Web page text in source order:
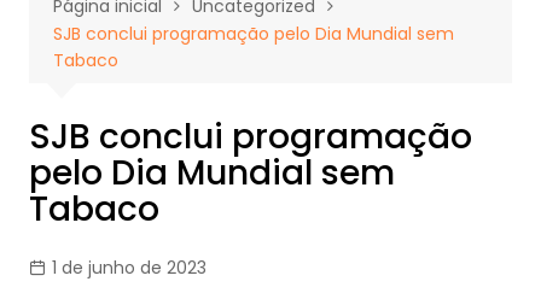
Página inicial
Uncategorized
SJB conclui programação pelo Dia Mundial sem
Tabaco
SJB conclui programação
pelo Dia Mundial sem
Tabaco
1 de junho de 2023